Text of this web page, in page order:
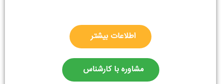
اطلاعات بیشتر
مشاوره با کارشناس